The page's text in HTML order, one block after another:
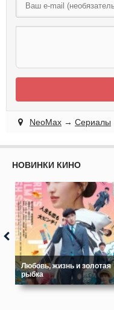
NeoMax → Сериалы
НОВИНКИ КИНО
Любовь, жизнь и золотая
рыбка